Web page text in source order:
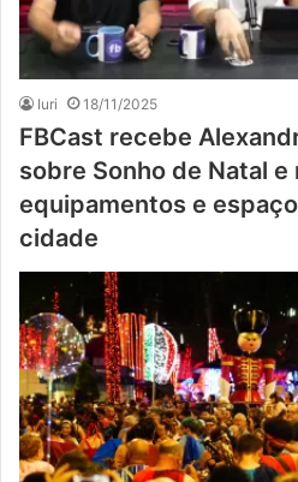
Iuri 18/11/2025
FBCast recebe
sobre Sonho de Natal
equipamentos e
cidade